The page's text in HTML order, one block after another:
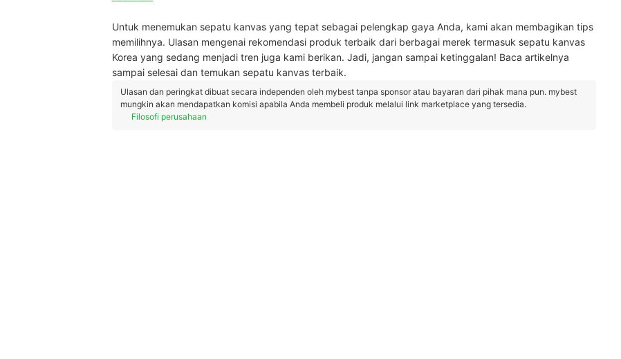
Untuk menemukan sepatu kanvas yang tepat sebagai pelengkap gaya Anda, kami akan membagikan tips
memilihnya. Ulasan mengenai rekomendasi produk terbaik dari berbagai merek termasuk sepatu kanvas
Korea yang sedang menjadi tren juga kami berikan. Jadi, jangan sampai ketinggalan! Baca artikelnya
sampai selesai dan temukan sepatu kanvas terbaik.
Ulasan dan peringkat dibuat secara independen oleh mybest tanpa sponsor atau bayaran dari pihak mana pun. mybest
mungkin akan mendapatkan komisi apabila Anda membeli produk melalui link marketplace yang tersedia.
Filosofi perusahaan